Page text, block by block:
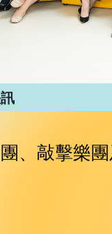
、敲擊樂